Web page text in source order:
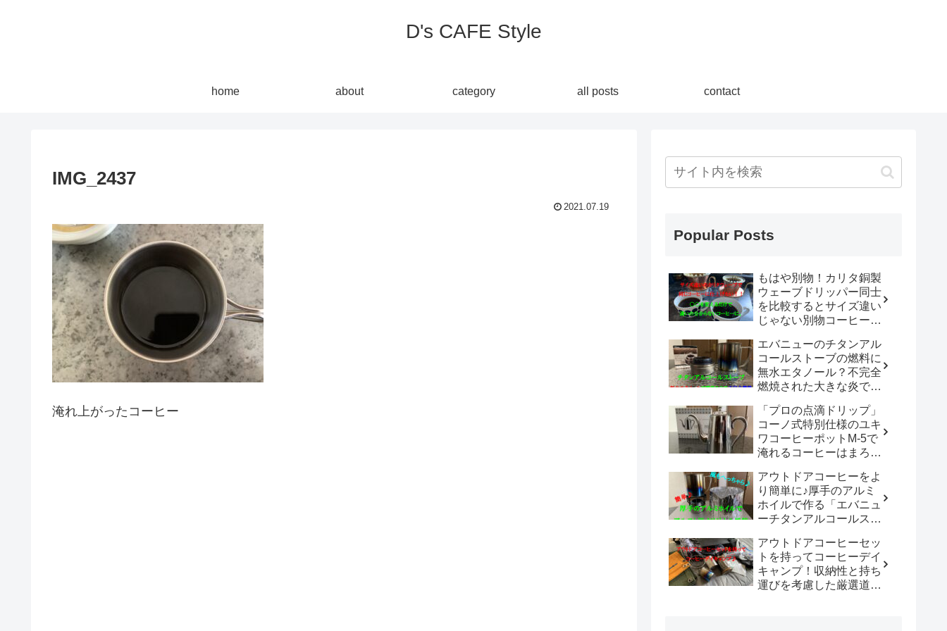
D's CAFE Style
home about category all posts contact
IMG_2437
2021.07.19
淹れ上がったコーヒー
Popular Posts
もはや別物！カリタ銅製
ウェーブドリッパー同士
を比較するとサイズ違い
じゃない別物コーヒード
「WDC-185開封レビュ
ー」
エバニューのチタンアル
コールストーブの燃料に
無水エタノール？不完全
燃焼された大きな炎でチ
沸かしてコーヒーを楽し
む。
「プロの点滴ドリップ」
コーノ式特別仕様のユキ
ワコーヒーポットM-5で
淹れるコーヒーはまろや
アウトドアコーヒーをよ
り簡単に♪厚手のアルミ
ホイルで作る「エバニュ
ーチタンアルコールスト
手は既製品以上？？
アウトドアコーヒーセッ
トを持ってコーヒーデイ
キャンプ！収納性と持ち
運びを考慮した厳選道具